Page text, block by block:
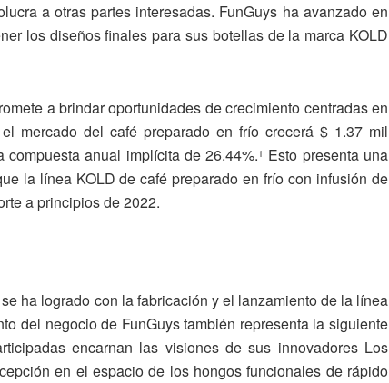
a otras partes interesadas. FunGuys ha avanzado en
los diseños finales para sus botellas de la marca KOLD
a brindar oportunidades de crecimiento centradas en
mercado del café preparado en frío crecerá $ 1.37 mil
anual implícita de 26.44%.1 Esto presenta una
la línea KOLD de café preparado en frío con infusión de
a principios de 2022.
ha logrado con la fabricación y el lanzamiento de la línea
del negocio de FunGuys también representa la siguiente
encarnan las visiones de sus innovadores Los
en el espacio de los hongos funcionales de rápido